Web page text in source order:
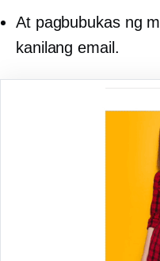
At pagbubukas ng
kanilang email.